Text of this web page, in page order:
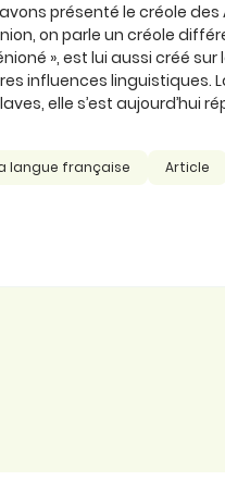
présenté le créole
on parle un créole
», est lui aussi créé
influences linguistiques.
elle s’est aujourd’hui
langue française Article